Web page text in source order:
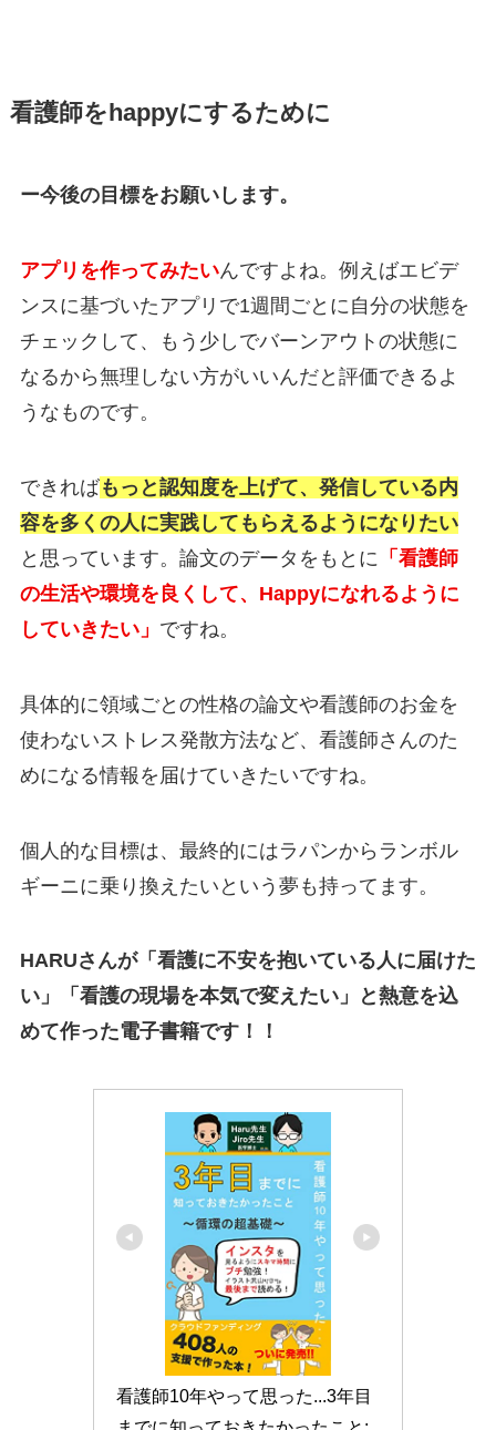
看護師をhappyにするために
ー今後の目標をお願いします。
アプリを作ってみたいんですよね。例えばエビデ
ンスに基づいたアプリで1週間ごとに自分の状態を
チェックして、もう少しでバーンアウトの状態に
なるから無理しない方がいいんだと評価できるよ
うなものです。
できればもっと認知度を上げて、発信している内
容を多くの人に実践してもらえるようになりたい
と思っています。論文のデータをもとに 「看護師
の生活や環境を良くして、Happyになれるように
していきたい」 ですね。
具体的に領域ごとの性格の論文や看護師のお金を
使わないストレス発散方法など、看護師さんのた
めになる情報を届けていきたいですね。
個人的な目標は、最終的にはラパンからランボル
ギーニに乗り換えたいという夢も持ってます。
HARUさんが「看護に不安を抱いている人に届けた
い」「看護の現場を本気で変えたい」と熱意を込
めて作った電子書籍です！！
看護師10年やって思った...3年目